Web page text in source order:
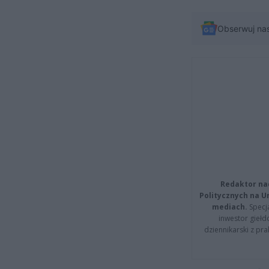
Obserwuj
Redaktor
Politycznych na
mediach.
inwestor
dziennikarski z